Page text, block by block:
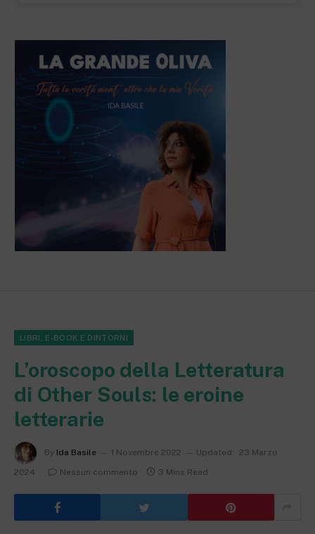
LIBRI, E-BOOK E DINTORNI
L’oroscopo della Letteratura
di Other Souls: le eroine
letterarie
By Ida Basile 1 Novembre 2022 Updated:
23 Marzo
2024
Nessun commento 3 Mins Read